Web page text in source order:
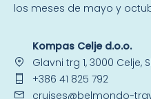
los meses de mayo y
Kompas Celje d.o.o.
Glavni trg 1, 3000 Celje,
+386 41 825 792
cruises@belmondo-